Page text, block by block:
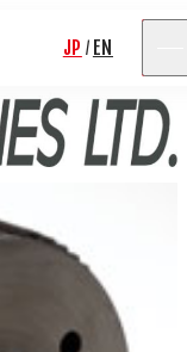
JP / EN